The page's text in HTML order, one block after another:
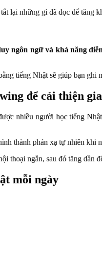
lại những gì đã đọc để tăng
ngôn ngữ và khả năng
tiếng Nhật sẽ giúp bạn
để cải thiện
nhiều người học tiếng
thành phản xạ tự nhiên
thoại ngắn, sau đó tăng dần
mỗi ngày